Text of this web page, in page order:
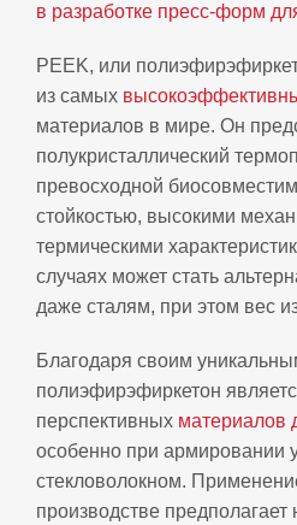
в разработке пресс‑форм
PEEK, или
из самых
материалов в мире. Он
полукристаллический
превосходной
стойкостью, высокими
термическими
случаях может стать
даже сталям, при этом вес
Благодаря своим
полиэфирэфиркетон
перспективных материалов
особенно при армировании
стекловолокном.
производстве предполагает